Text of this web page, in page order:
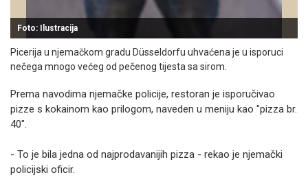
Foto: Ilustracija
Picerija u njemačkom gradu Düsseldorfu uhvaćena je u isporuci
nečega mnogo većeg od pečenog tijesta sa sirom.
Prema navodima njemačke policije, restoran je isporučivao
pizze s kokainom kao prilogom, naveden u meniju kao "pizza br.
40".
- To je bila jedna od najprodavanijih pizza - rekao je njemački
policijski oficir.